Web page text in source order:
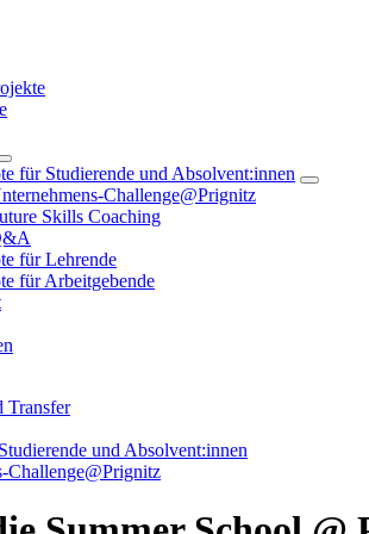
für Studierende und Absolvent:innen
Challenge@Prignitz
Skills Coaching
für Lehrende
für Arbeitgebende
Transfer
und Absolvent:innen
Challenge@Prignitz